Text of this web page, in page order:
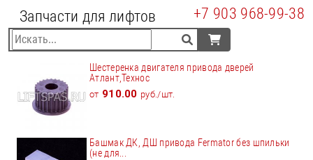
Запчасти для лифтов +7 903 968-99-38
Шестеренка двигателя привода дверей
Атлант,Технос
от 910.00 руб./шт.
Башмак ДК, ДШ привода Fermator без шпильки
(не для...